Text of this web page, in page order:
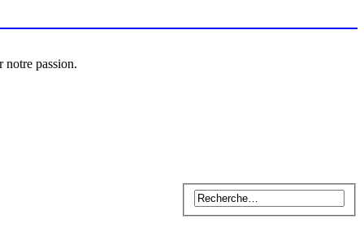
notre passion.